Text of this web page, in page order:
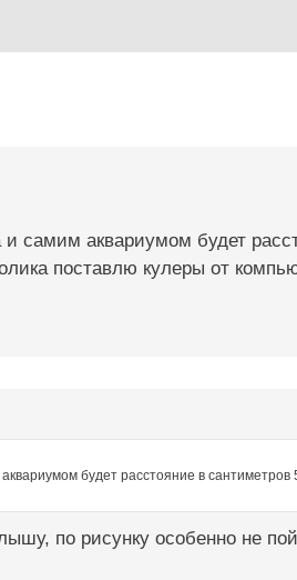
самим аквариумом будет
поставлю кулеры от
будет расстояние в
по рисунку особенно не